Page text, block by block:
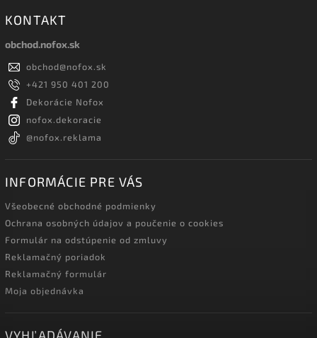
KONTAKT
obchod.nofox.sk
obchod@nofox.sk
+421 950 401 200
Dekorácie Nofox
nofox.dekoracie
@nofox.reklama
INFORMÁCIE PRE VÁS
Všeobecné obchodné podmienky
Ochrana osobných údajov a poučenie o cookies
Formulár na odstúpenie od zmluvy
Reklamačný poriadok
Reklamačný formulár
Moja objednávka